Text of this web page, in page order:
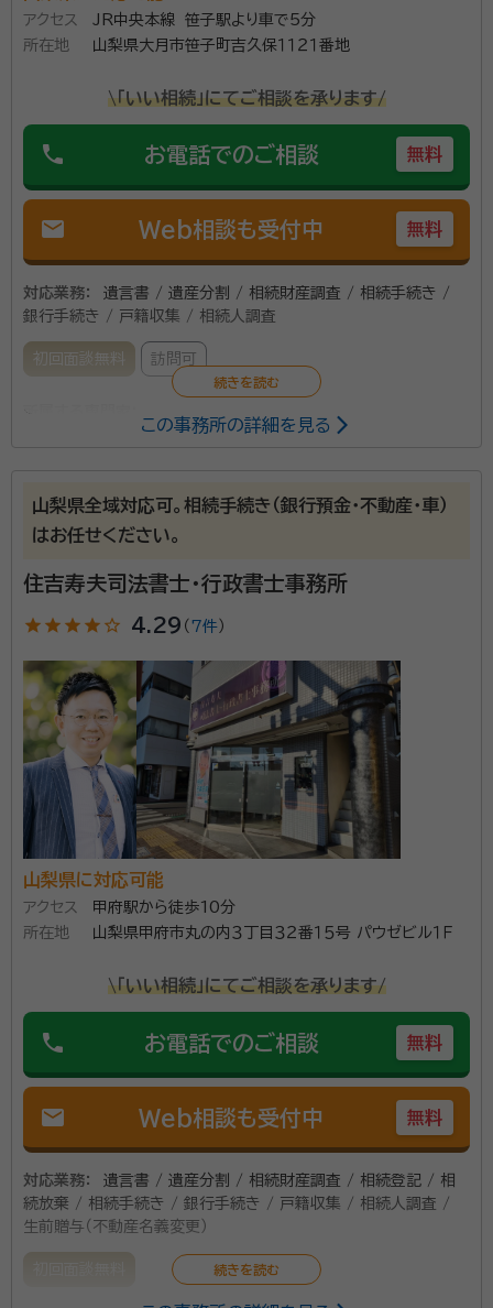
アクセス
JR中央本線 笹子駅より車で5分
所在地
山梨県大月市笹子町吉久保１１２１番地
\「いい相続」にてご相談を承ります/
phone お電話でのご相談 無料
mail Web相談も受付中 無料
対応業務：
遺言書 / 遺産分割 / 相続財産調査 / 相続手続き /
銀行手続き / 戸籍収集 / 相続人調査
初回面談無料 訪問可
遺産分割協議書の作成や戸籍収集など、煩雑な相続手
続きのお手伝いをいたします。お気軽にご相談くださ
い。
資格等：行政書士
この事務所の詳細を見る
山梨県全域対応可。相続手続き（銀行預金・不動産・車）
はお任せください。
住吉寿夫司法書士・行政書士事務所
star star star star star_outline 4.29 （ 7件）
山梨県に対応可能
アクセス
甲府駅から徒歩10分
所在地
山梨県甲府市丸の内３丁目３２番１５号 パウゼビル１Ｆ
\「いい相続」にてご相談を承ります/
phone お電話でのご相談 無料
mail Web相談も受付中 無料
対応業務：
遺言書 / 遺産分割 / 相続財産調査 / 相続登記 / 相
続放棄 / 相続手続き / 銀行手続き / 戸籍収集 / 相続人調査 /
生前贈与（不動産名義変更）